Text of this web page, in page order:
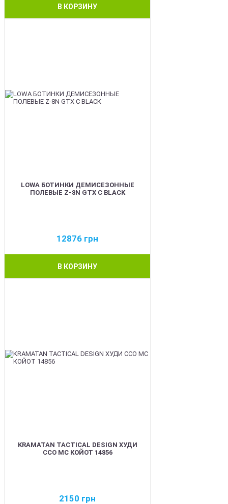
В КОРЗИНУ
LOWA БОТИНКИ ДЕМИСЕЗОННЫЕ
ПОЛЕВЫЕ Z-8N GTX C BLACK
12876 грн
В КОРЗИНУ
KRAMATAN TACTICAL DESIGN ХУДИ
ССО МС КОЙОТ 14856
2150 грн